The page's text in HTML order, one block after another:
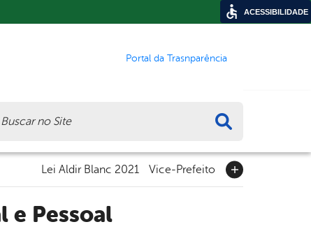
Portal da Trasnparência
Lei Aldir Blanc 2021 Vice-Prefeito
e Pessoal
ACESSIBILIDADE